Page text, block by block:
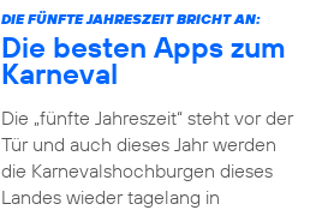
DIE FÜNFTE JAHRESZEIT BRICHT AN:
Die besten Apps zum
Karneval
Die „fünfte Jahreszeit“ steht vor der
Tür und auch dieses Jahr werden
die Karnevalshochburgen dieses
Landes wieder tagelang in